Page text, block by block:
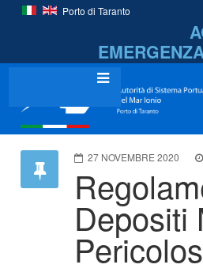
Porto di Taranto
27 NOVEMBRE 2020
Depositi